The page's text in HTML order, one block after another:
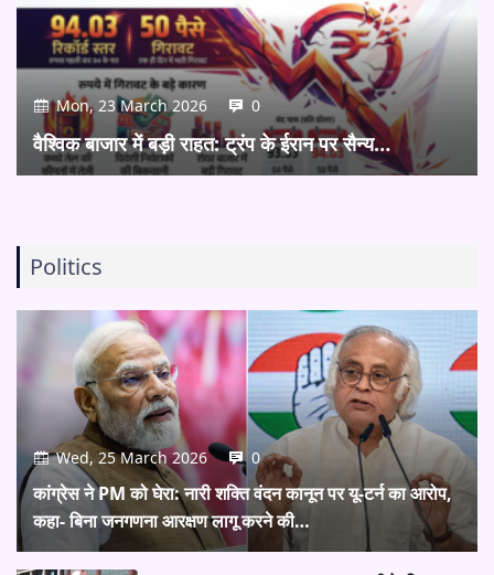
Mon, 23 March 2026 0
वैश्विक बाजार में बड़ी राहत: ट्रंप के ईरान पर सैन्य…
Politics
Wed, 25 March 2026 0
कांग्रेस ने PM को घेरा: नारी शक्ति वंदन कानून पर यू-टर्न का आरोप,
कहा- बिना जनगणना आरक्षण लागू करने की…